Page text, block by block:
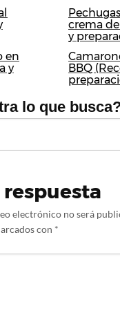
crema
y
en
y
BBQ
lo que
respuesta
electrónico no será
con *